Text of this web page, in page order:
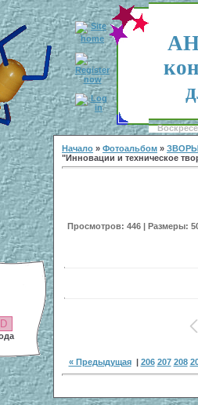
Начало » Фотоальбом »
"Инновации и техническое
Просмотров: 446 | Размеры:
« Предыдущая| 206 207 208